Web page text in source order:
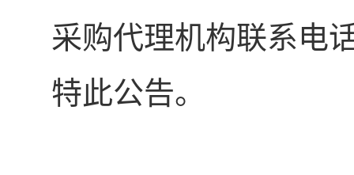
采购代理机构联系电
特此公告。